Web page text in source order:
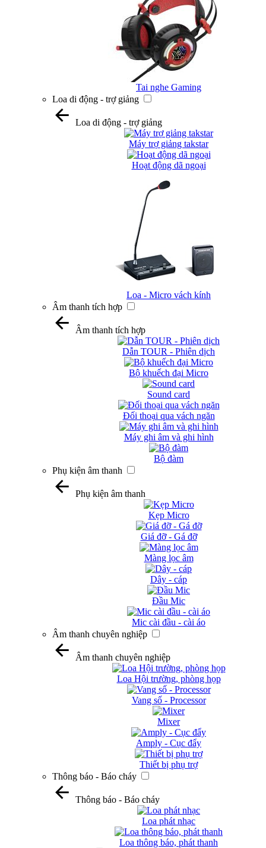
Tai nghe Gaming
Loa di động - trợ giảng
Loa di động - trợ giảng
Máy trợ giảng takstar
Hoạt động dã ngoại
Loa - Micro vách kính
Âm thanh tích hợp
Âm thanh tích hợp
Dẫn TOUR - Phiên dịch
Bộ khuếch đại Micro
Sound card
Đối thoại qua vách ngăn
Máy ghi âm và ghi hình
Bộ đàm
Phụ kiện âm thanh
Phụ kiện âm thanh
Kẹp Micro
Giá đỡ - Gá đỡ
Màng lọc âm
Dây - cáp
Đầu Mic
Mic cài đầu - cài áo
Âm thanh chuyên nghiệp
Âm thanh chuyên nghiệp
Loa Hội trường, phòng họp
Vang số - Processor
Mixer
Amply - Cục đẩy
Thiết bị phụ trợ
Thông báo - Báo cháy
Thông báo - Báo cháy
Loa phát nhạc
Loa thông báo, phát thanh